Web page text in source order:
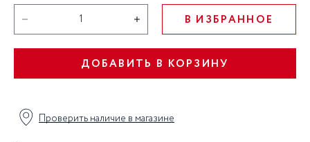
В ИЗБРАННОЕ
ДОБАВИТЬ В КОРЗИНУ
Проверить наличие в магазине